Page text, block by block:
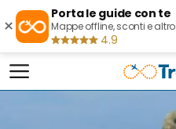
×
Porta le guide con te
Mappe offline, sconti e altro
4.9